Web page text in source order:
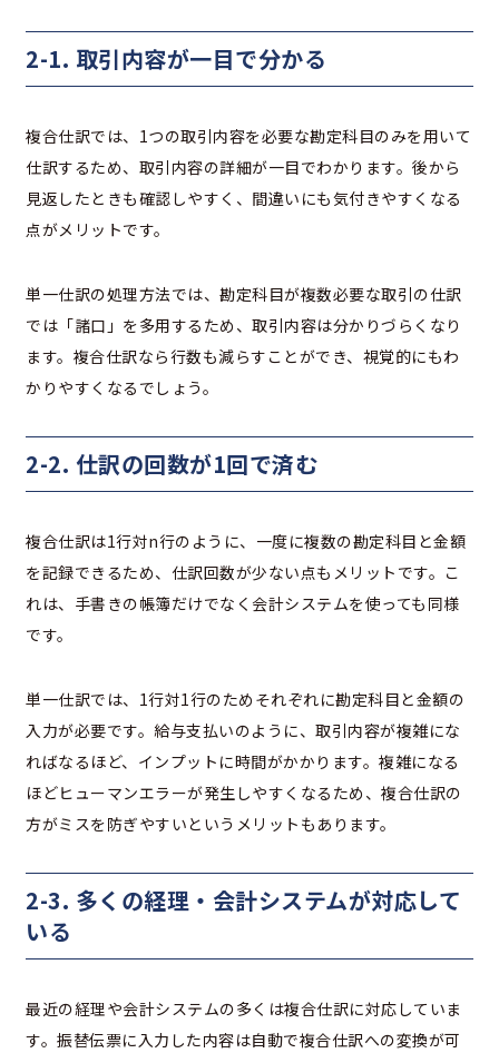
2-1. 取引内容が一目で分かる
複合仕訳では、1つの取引内容を必要な勘定科目のみを用いて
仕訳するため、取引内容の詳細が一目でわかります。後から
見返したときも確認しやすく、間違いにも気付きやすくなる
点がメリットです。
単一仕訳の処理方法では、勘定科目が複数必要な取引の仕訳
では「諸口」を多用するため、取引内容は分かりづらくなり
ます。複合仕訳なら行数も減らすことができ、視覚的にもわ
かりやすくなるでしょう。
2-2. 仕訳の回数が1回で済む
複合仕訳は1行対n行のように、一度に複数の勘定科目と金額
を記録できるため、仕訳回数が少ない点もメリットです。こ
れは、手書きの帳簿だけでなく会計システムを使っても同様
です。
単一仕訳では、1行対1行のためそれぞれに勘定科目と金額の
入力が必要です。給与支払いのように、取引内容が複雑にな
ればなるほど、インプットに時間がかかります。複雑になる
ほどヒューマンエラーが発生しやすくなるため、複合仕訳の
方がミスを防ぎやすいというメリットもあります。
2-3. 多くの経理・会計システムが対応して
いる
最近の経理や会計システムの多くは複合仕訳に対応していま
す。振替伝票に入力した内容は自動で複合仕訳への変換が可